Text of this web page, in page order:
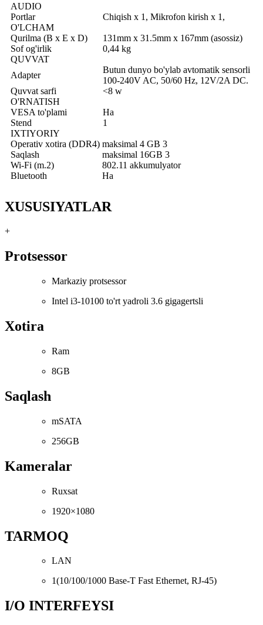
AUDIO
Portlar
Chiqish x 1, Mikrofon kirish x 1,
O'LCHAM
Qurilma (B x E x D)
131mm x 31.5mm x 167mm (asossiz)
Sof og'irlik
0,44 kg
QUVVAT
Adapter
Butun dunyo bo'ylab avtomatik sensorli
100-240V AC, 50/60 Hz, 12V/2A DC.
Quvvat sarfi
<8 w
O'RNATISH
VESA to'plami
Ha
Stend
1
IXTIYORIY
Operativ xotira (DDR4) maksimal 4 GB 3
Saqlash
maksimal 16GB 3
Wi-Fi (m.2)
802.11 akkumulyator
Bluetooth
Ha
XUSUSIYATLAR
+
Protsessor
Markaziy protsessor
Intel i3-10100 to'rt yadroli 3.6 gigagertsli
Xotira
Ram
8GB
Saqlash
mSATA
256GB
Kameralar
Ruxsat
1920×1080
TARMOQ
LAN
1(10/100/1000 Base-T Fast Ethernet, RJ-45)
I/O INTERFEYSI